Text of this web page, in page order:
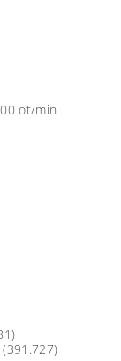
ot/min
391.727)